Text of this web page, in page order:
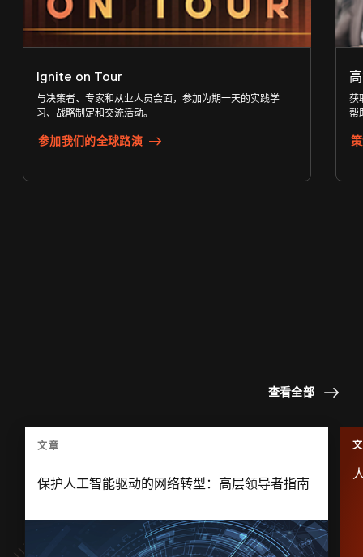
Ignite on Tour
与决策者、专家和从业人员会面，参加为期一天的实践学
习、战略制定和交流活动。
参加我们的全球路演
获
帮
查看全部
文章
保护人工智能驱动的网络转型：高层领导者指南